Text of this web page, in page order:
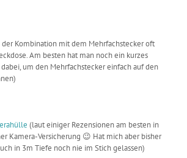
Kombination mit dem Mehrfachstecker oft
Am besten hat man noch ein kurzes
um den Mehrfachstecker einfach auf den
(laut einiger Rezensionen am besten in
Kamera-Versicherung 😉 Hat mich aber bisher
in 3m Tiefe noch nie im Stich gelassen)